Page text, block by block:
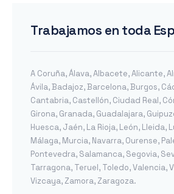
Trabajamos en toda
A Coruña,Álava,Albacete,Alicante,
Ávila,Badajoz,Barcelona,Burgos,
Cantabria, Castellón, Ciudad Real,
Girona, Granada, Guadalajara,
Huesca, Jaén, La Rioja, León, Lleida,
Málaga, Murcia, Navarra, Ourense,
Pontevedra, Salamanca, Segovia,
Tarragona, Teruel, Toledo,Valencia,
Vizcaya, Zamora, Zaragoza.